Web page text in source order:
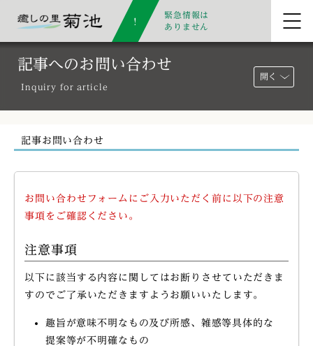
緊急情報は
ありません
記事へのお問い合わせ
Inquiry for article
開く
記事お問い合わせ
お問い合わせフォームにご入力いただく前に以下の注意
事項をご確認ください。
注意事項
以下に該当する内容に関してはお断りさせていただきま
すのでご了承いただきますようお願いいたします。
趣旨が意味不明なもの及び所感、雑感等具体的な
提案等が不明確なもの